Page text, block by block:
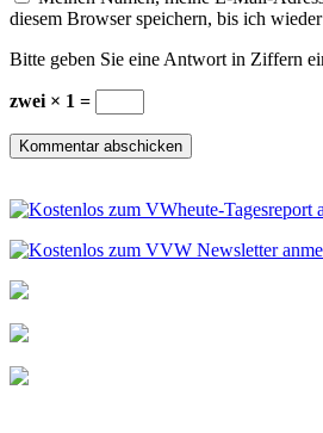
diesem Browser speichern, bis ich
Bitte geben Sie eine Antwort in Ziffern
zwei × 1 =